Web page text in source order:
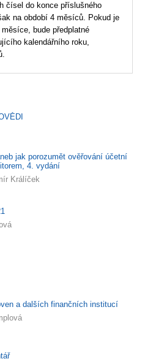
čísel do konce příslušného
na období 4 měsíců. Pokud je
bude předplatné
kalendářního roku,
jak porozumět ověřování účetní
4. vydání
Králíček
a dalších finančních institucí